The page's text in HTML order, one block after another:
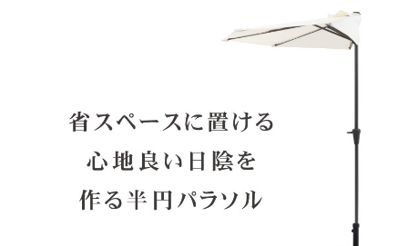
ベース構造部材
セメント、スチール
ベース表面加工
アクリル樹脂塗装